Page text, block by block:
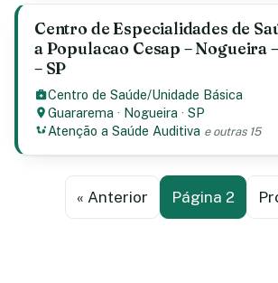
Centro de Especialidades de
a Populacao Cesap – Nogueira
– SP
Centro de Saúde/Unidade Básica
Guararema · Nogueira ·SP
Atenção a Saúde Auditiva e outras 15
« Anterior Página 2